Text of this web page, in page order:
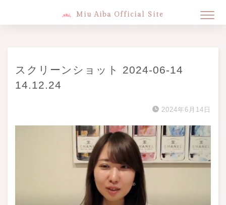
Miu Aiba Official Site
スクリーンショット 2024-06-14
14.12.24
2024年6月14日